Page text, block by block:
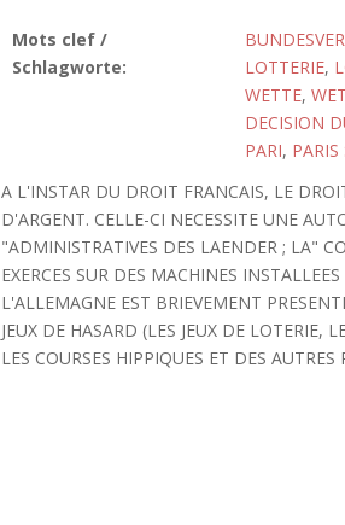
Mots clef /
Schlagworte:
LOTTERIE,
WETTE,
DECISION
PARI, PARIS
A L'INSTAR DU DROIT FRANCAIS, LE
D'ARGENT. CELLE-CI NECESSITE UNE
"ADMINISTRATIVES DES LAENDER ; LA"
EXERCES SUR DES MACHINES
L'ALLEMAGNE EST BRIEVEMENT
JEUX DE HASARD (LES JEUX DE LOTERIE,
LES COURSES HIPPIQUES ET DES